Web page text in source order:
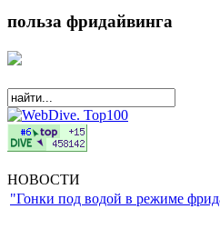
польза фридайвинга
НОВОСТИ
"Гонки под водой в режиме